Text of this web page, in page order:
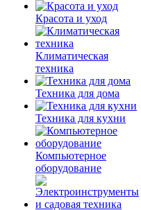
Красота и уход
Климатическая
техника
Техника для дома
Техника для кухни
Компьютерное
оборудование